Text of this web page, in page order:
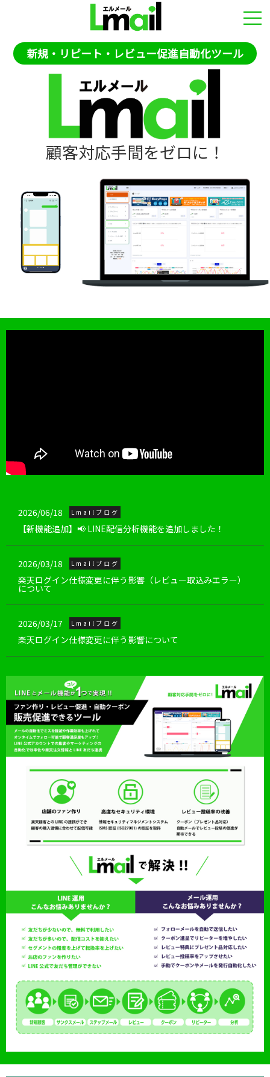
新規・リピート・レビュー促進自動化ツール
顧客対応手間をゼロに！
2026/06/18 Lmailブログ
【新機能追加】📢 LINE配信分析機能を追加しました！
2026/03/18 Lmailブログ
楽天ログイン仕様変更に伴う影響（レビュー取込みエラー）
について
2026/03/17 Lmailブログ
楽天ログイン仕様変更に伴う影響について